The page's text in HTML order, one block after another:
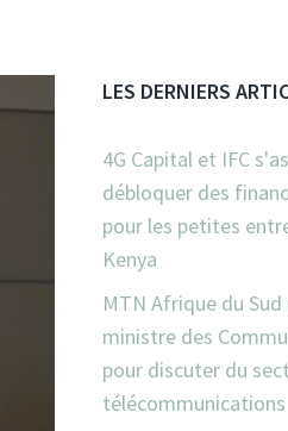
LES DERNIERS
4G Capital et IFC
débloquer des
pour les petites
Kenya
MTN Afrique du
ministre des
pour discuter du
télécommunications